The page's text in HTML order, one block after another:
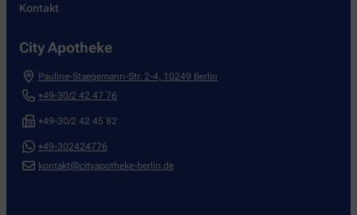
Kontakt
City Apotheke
Pauline-Staegemann-Str. 2-4 10249 Berlin
+49-30/2 42 47 76
+49-30/2 42 45 82
+49-302424776
kontakt@cityapotheke-berlin.de